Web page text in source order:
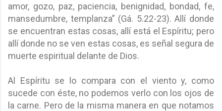
amor, gozo, paz, paciencia, benignidad, bondad, fe,
mansedumbre, templanza” (Gá. 5.22-23). Allí donde
se encuentran estas cosas, allí está el Espíritu; pero
allí donde no se ven estas cosas, es señal segura de
muerte espiritual delante de Dios.
Al Espíritu se lo compara con el viento y, como
sucede con éste, no podemos verlo con los ojos de
la carne. Pero de la misma manera en que notamos